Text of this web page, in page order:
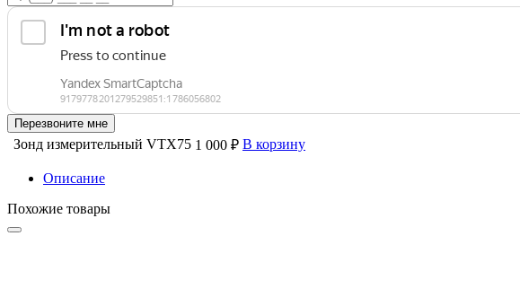
Зонд измерительный VTX75 1 000 ₽ В корзину
Описание
Похожие товары